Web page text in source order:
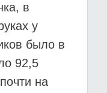
в
у
было в
92,5
на